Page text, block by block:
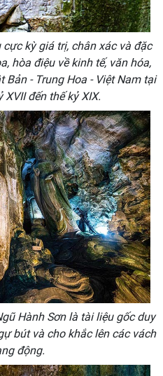
kỳ giá trị, chân xác và đặc
hòa điệu về kinh tế, văn hóa,
- Trung Hoa - Việt Nam tại
XVII đến thế kỷ XIX.
Hành Sơn là tài liệu gốc duy
bút và cho khắc lên các vách
động.